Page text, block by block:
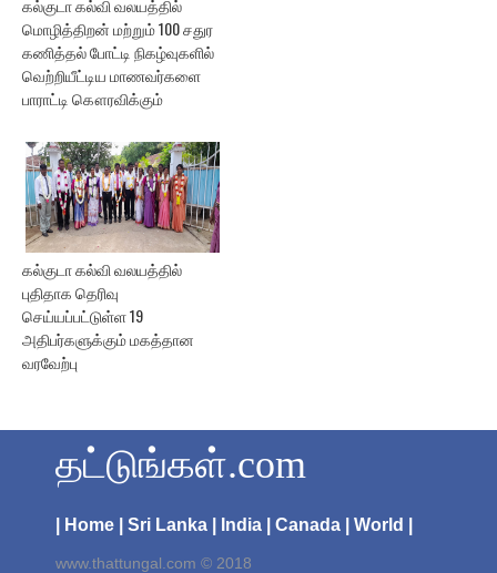
கல்குடா கல்வி வலயத்தில்
மொழித்திறன் மற்றும் 100 சதுர
கணித்தல் போட்டி நிகழ்வுகளில்
வெற்றியீட்டிய மாணவர்களை
பாராட்டி கௌரவிக்கும்
கல்குடா கல்வி வலயத்தில்
புதிதாக தெரிவு
செய்யப்பட்டுள்ள 19
அதிபர்களுக்கும் மகத்தான
வரவேற்பு
தட்டுங்கள்.com
| Home | Sri Lanka | India | Canada | World |
www.thattungal.com © 2018